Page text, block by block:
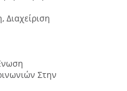
Διαχείριση
Στην